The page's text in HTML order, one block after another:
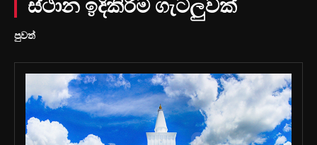
ස්ථාන ඉදිකිරීම ගැටලුවක්
පුවත්